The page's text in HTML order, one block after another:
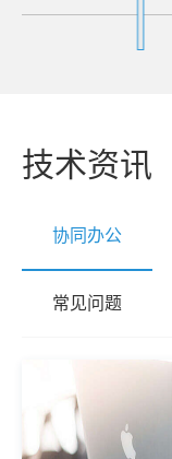
技术资讯
协同办公
常见问题